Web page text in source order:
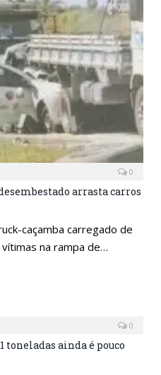
0
arrasta carros
caçamba carregado de
na rampa de…
0
toneladas ainda é pouco